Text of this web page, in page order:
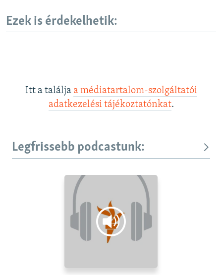
Ezek is érdekelhetik:
Itt a találja a médiatartalom-szolgáltatói
adatkezelési tájékoztatónkat.
Legfrissebb podcastunk: